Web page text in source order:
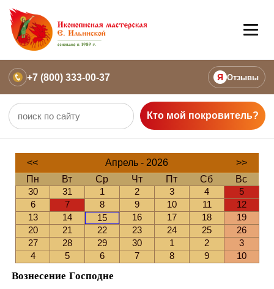
+7 (800) 333-00-37 Я Отзывы
Кто мой покровитель?
<< Апрель - 2026
>>
Пн
Вт Ср Чт Пт Сб
Вс
30
31 1 2 3 4
5
6
7 8 9 10 11
12
13
14 15 16 17 18
19
20
21 22 23 24 25
26
27
28 29 30 1 2
3
4
5 6 7 8 9 10
Вознесение Господне